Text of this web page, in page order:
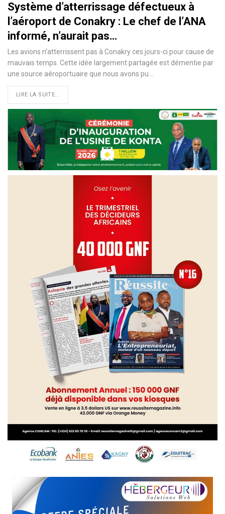
Système d’atterrissage défectueux à
l’aéroport de Conakry : Le chef de l’ANA
informé, n’aurait pas…
Les avions n’atterrissent pas à Conakry ces jours-ci pour cause de
mauvais temps. Cette idée largement partagée est démentie par
une source aéroportuaire que nous avons pu…
LIRE LA SUITE...